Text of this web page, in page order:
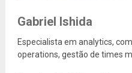
Gabriel Ishida
Especialista em analytics,
operations, gestão de times